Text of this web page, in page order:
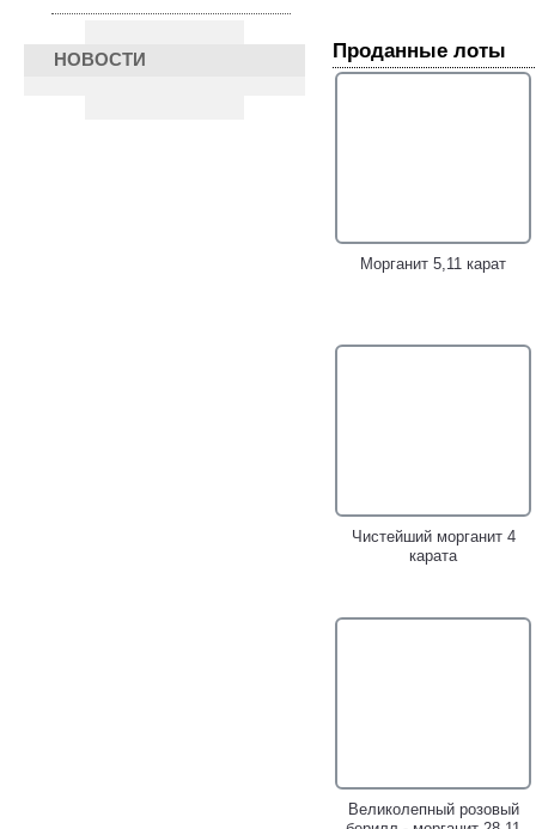
НОВОСТИ Проданные лоты
Морганит 5,11 карат
Чистейший морганит 4
карата
Великолепный розовый